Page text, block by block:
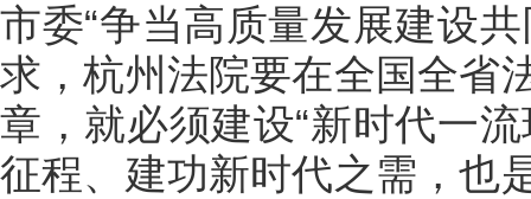
市委“争当高质量发展建设
求，杭州法院要在全国全省
章，就必须建设“新时代一
征程、建功新时代之需，也